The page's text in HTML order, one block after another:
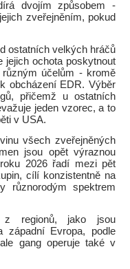
dvojím způsobem -
zveřejněním, pokud
ostatních velkých hráčů
jejich ochota poskytnout
účelům - kromě
obcházení EDR. Výběr
přičemž u ostatních
jeden vzorec, a to
v USA.
všech zveřejněných
jsou opět výraznou
2026 řadí mezi pět
cílí konzistentně na
různorodým spektrem
z regionů, jako jsou
západní Evropa, podle
gang operuje také v